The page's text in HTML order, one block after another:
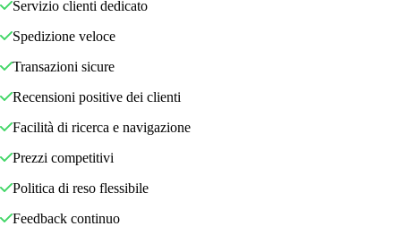
Servizio clienti dedicato
Spedizione veloce
Transazioni sicure
Recensioni positive dei clienti
Facilità di ricerca e navigazione
Prezzi competitivi
Politica di reso flessibile
Feedback continuo